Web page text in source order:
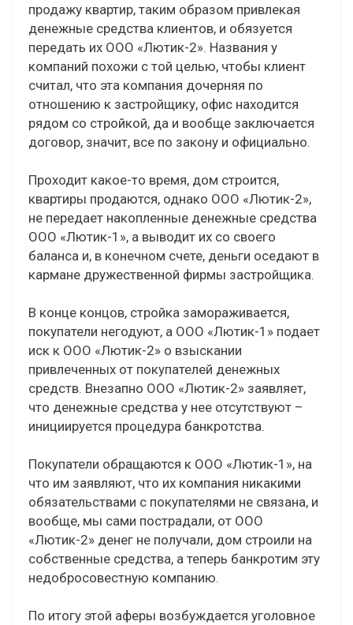
продажу квартир, таким образом привлекая
денежные средства клиентов, и обязуется
передать их ООО «Лютик-2». Названия у
компаний похожи с той целью, чтобы клиент
считал, что эта компания дочерняя по
отношению к застройщику, офис находится
рядом со стройкой, да и вообще заключается
договор, значит, все по закону и официально.
Проходит какое-то время, дом строится,
квартиры продаются, однако ООО «Лютик-2»,
не передает накопленные денежные средства
ООО «Лютик-1», а выводит их со своего
баланса и, в конечном счете, деньги оседают в
кармане дружественной фирмы застройщика.
В конце концов, стройка замораживается,
покупатели негодуют, а ООО «Лютик-1» подает
иск к ООО «Лютик-2» о взыскании
привлеченных от покупателей денежных
средств. Внезапно ООО «Лютик-2» заявляет,
что денежные средства у нее отсутствуют –
инициируется процедура банкротства.
Покупатели обращаются к ООО «Лютик-1», на
что им заявляют, что их компания никакими
обязательствами с покупателями не связана, и
вообще, мы сами пострадали, от ООО
«Лютик-2» денег не получали, дом строили на
собственные средства, а теперь банкротим эту
недобросовестную компанию.
По итогу этой аферы возбуждается уголовное